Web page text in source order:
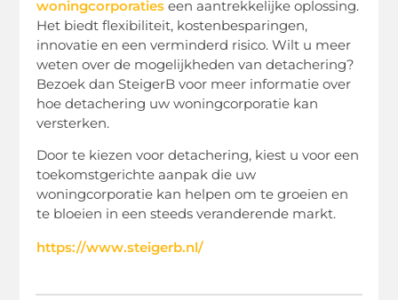
woningcorporaties een aantrekkelijke oplossing.
Het biedt flexibiliteit, kostenbesparingen,
innovatie en een verminderd risico. Wilt u meer
weten over de mogelijkheden van detachering?
Bezoek dan SteigerB voor meer informatie over
hoe detachering uw woningcorporatie kan
versterken.
Door te kiezen voor detachering, kiest u voor een
toekomstgerichte aanpak die uw
woningcorporatie kan helpen om te groeien en
te bloeien in een steeds veranderende markt.
https://www.steigerb.nl/